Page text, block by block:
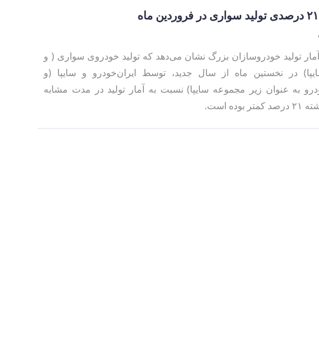
تولید خودروسازان بزرگ نشان می‌دهد که تولید خودروی سواری ( و
در نخستین ماه از سال جدید، توسط ایران‌خودرو و سایپا (و
به عنوان زیر مجموعه سایپا) نسبت به آمار تولید در مدت مشابه
است.